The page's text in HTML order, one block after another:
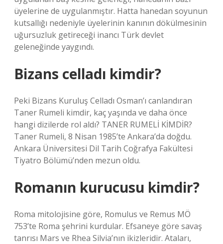
üyelerine de uygulanmıştır. Hatta hanedan soyunun
kutsallığı nedeniyle üyelerinin kanının dökülmesinin
uğursuzluk getireceği inancı Türk devlet
geleneğinde yaygındı.
Bizans celladı kimdir?
Peki Bizans Kuruluş Celladı Osman’ı canlandıran
Taner Rumeli kimdir, kaç yaşında ve daha önce
hangi dizilerde rol aldı? TANER RUMELİ KİMDİR?
Taner Rumeli, 8 Nisan 1985’te Ankara’da doğdu.
Ankara Üniversitesi Dil Tarih Coğrafya Fakültesi
Tiyatro Bölümü’nden mezun oldu.
Romanın kurucusu kimdir?
Roma mitolojisine göre, Romulus ve Remus MÖ
753’te Roma şehrini kurdular. Efsaneye göre savaş
tanrısı Mars ve Rhea Silvia’nın ikizleridir. Ataları,